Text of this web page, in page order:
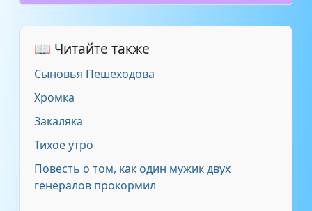
📖 Читайте также
Сыновья Пешеходова
Хромка
Закаляка
Тихое утро
Повесть о том, как один мужик двух
генералов прокормил